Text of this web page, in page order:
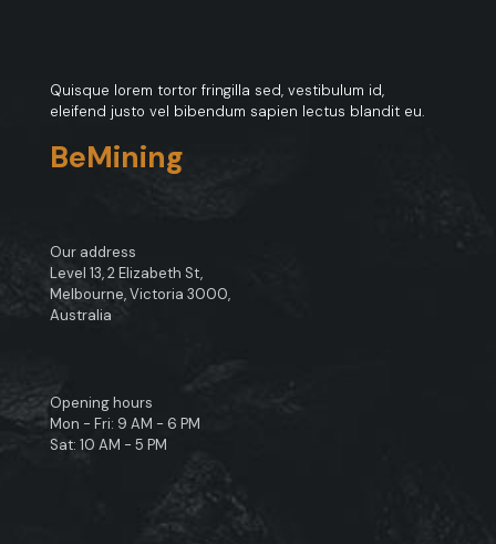
Quisque lorem tortor fringilla sed, vestibulum id,
eleifend justo vel bibendum sapien lectus blandit eu.
BeMining
Our address
Level 13, 2 Elizabeth St,
Melbourne, Victoria 3000,
Australia
Opening hours
Mon - Fri: 9 AM - 6 PM
Sat: 10 AM - 5 PM